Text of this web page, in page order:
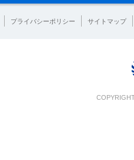
プライバシーポリシー サイトマップ